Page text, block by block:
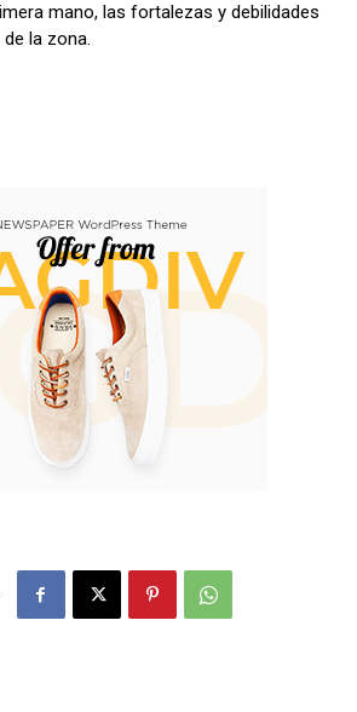
mano, las fortalezas y debilidades
la zona.